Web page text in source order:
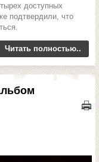
доступных
подтвердили, что
Читать полностью..